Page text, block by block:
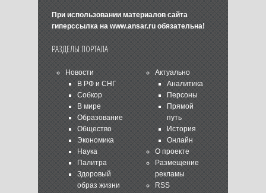
При использовании материалов сайта
гиперссылка на www.ansar.ruобязательна!
РАЗДЕЛЫ ПОРТАЛА
Новости
В РФ и СНГ
Собкор
В мире
Образование
Общество
Экономика
Наука
Палитра
Здоровый
образ жизни
Актуально
Аналитика
Персоны
Прямой
путь
История
Онлайн
О проекте
Размещение
рекламы
RSS